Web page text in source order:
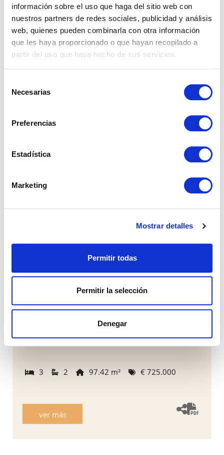
información sobre el uso que haga del sitio web con
nuestros partners de redes sociales, publicidad y análisis
web, quienes pueden combinarla con otra información
que les haya proporcionado o que hayan recopilado a
partir del uso que haya hecho de sus servicios.
Necesarias
Preferencias
Estadística
Marketing
Mostrar detalles
Permitir todas
Permitir la selección
Denegar
La Zagaleta-El Madroñal, Benahavis.
6 5 526 m² € 7.500.000
Apartamento en Estepona
Estepona, Estepona.
3 2 97.42 m² € 725.000
ver más